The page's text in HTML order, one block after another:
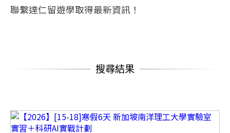
聯繫達仁留遊學取得最新資訊！
搜尋結果